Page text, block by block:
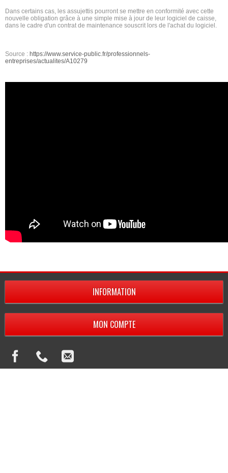
Dans certains cas, les assujettis pourront se mettre en conformité avec cette
nouvelle obligation grâce à une simple mise à jour de leur logiciel de caisse,
dans le cadre d'un contrat de maintenance souscrit lors de l'achat du logiciel.
Source : https://www.service-public.fr/professionnels-
entreprises/actualites/A10279
INFORMATION
MON COMPTE